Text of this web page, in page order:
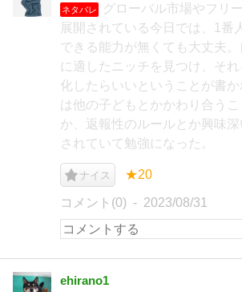
ネタバレ
グローバル市場やフリ
展開されている今日では、1番
できる能力が無くても大丈夫
に適したニッチを見つけ、そ
化したらいいということが書
は他の子どもとかかわり合うこ
か、返報性のルールとか興味
されていて勉強になった。
ナイス ★20
コメント(0) 2023/08/31
ehirano1